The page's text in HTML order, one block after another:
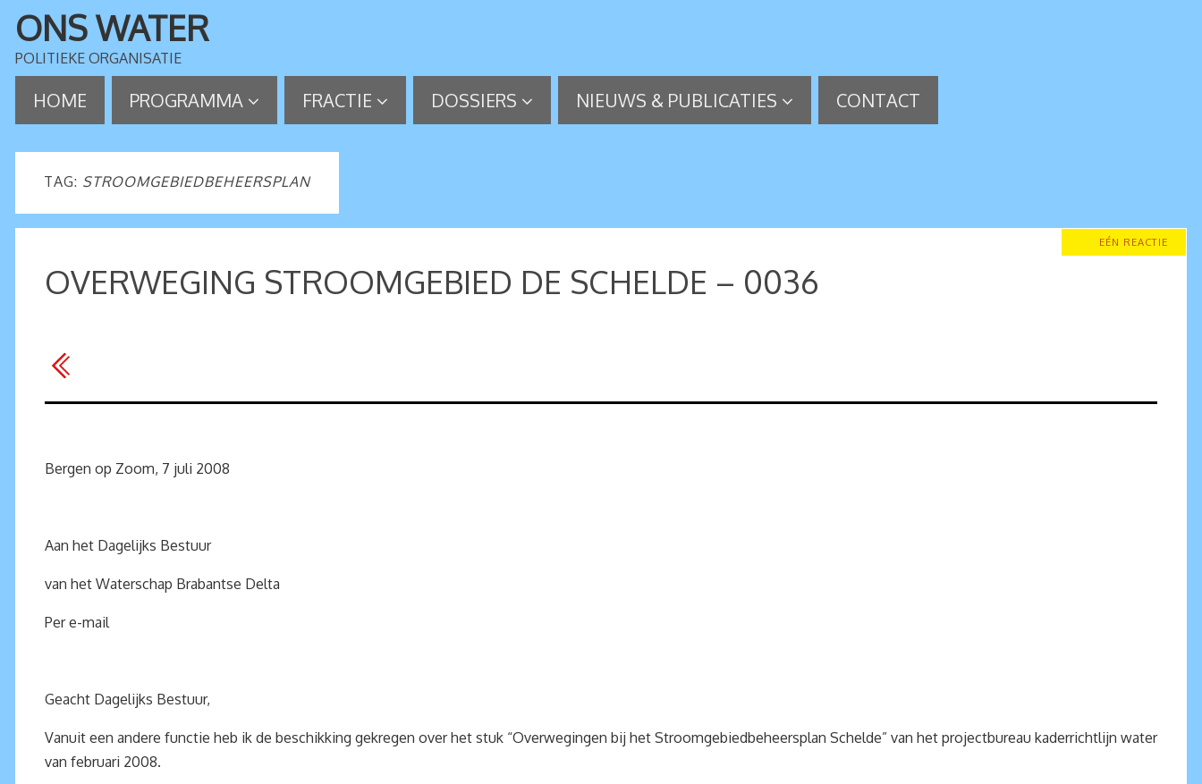
ONS WATER
POLITIEKE ORGANISATIE
HOME PROGRAMMA FRACTIE DOSSIERS NIEUWS & PUBLICATIES CONTACT
TAG: STROOMGEBIEDBEHEERSPLAN
EÉN REACTIE
OVERWEGING STROOMGEBIED DE SCHELDE – 0036
Bergen op Zoom, 7 juli 2008
Aan het Dagelijks Bestuur
van het Waterschap Brabantse Delta
Per e-mail
Geacht Dagelijks Bestuur,
Vanuit een andere functie heb ik de beschikking gekregen over het stuk “Overwegingen bij het Stroomgebiedbeheersplan Schelde” van het projectbureau kaderrichtlijn water
van februari 2008.